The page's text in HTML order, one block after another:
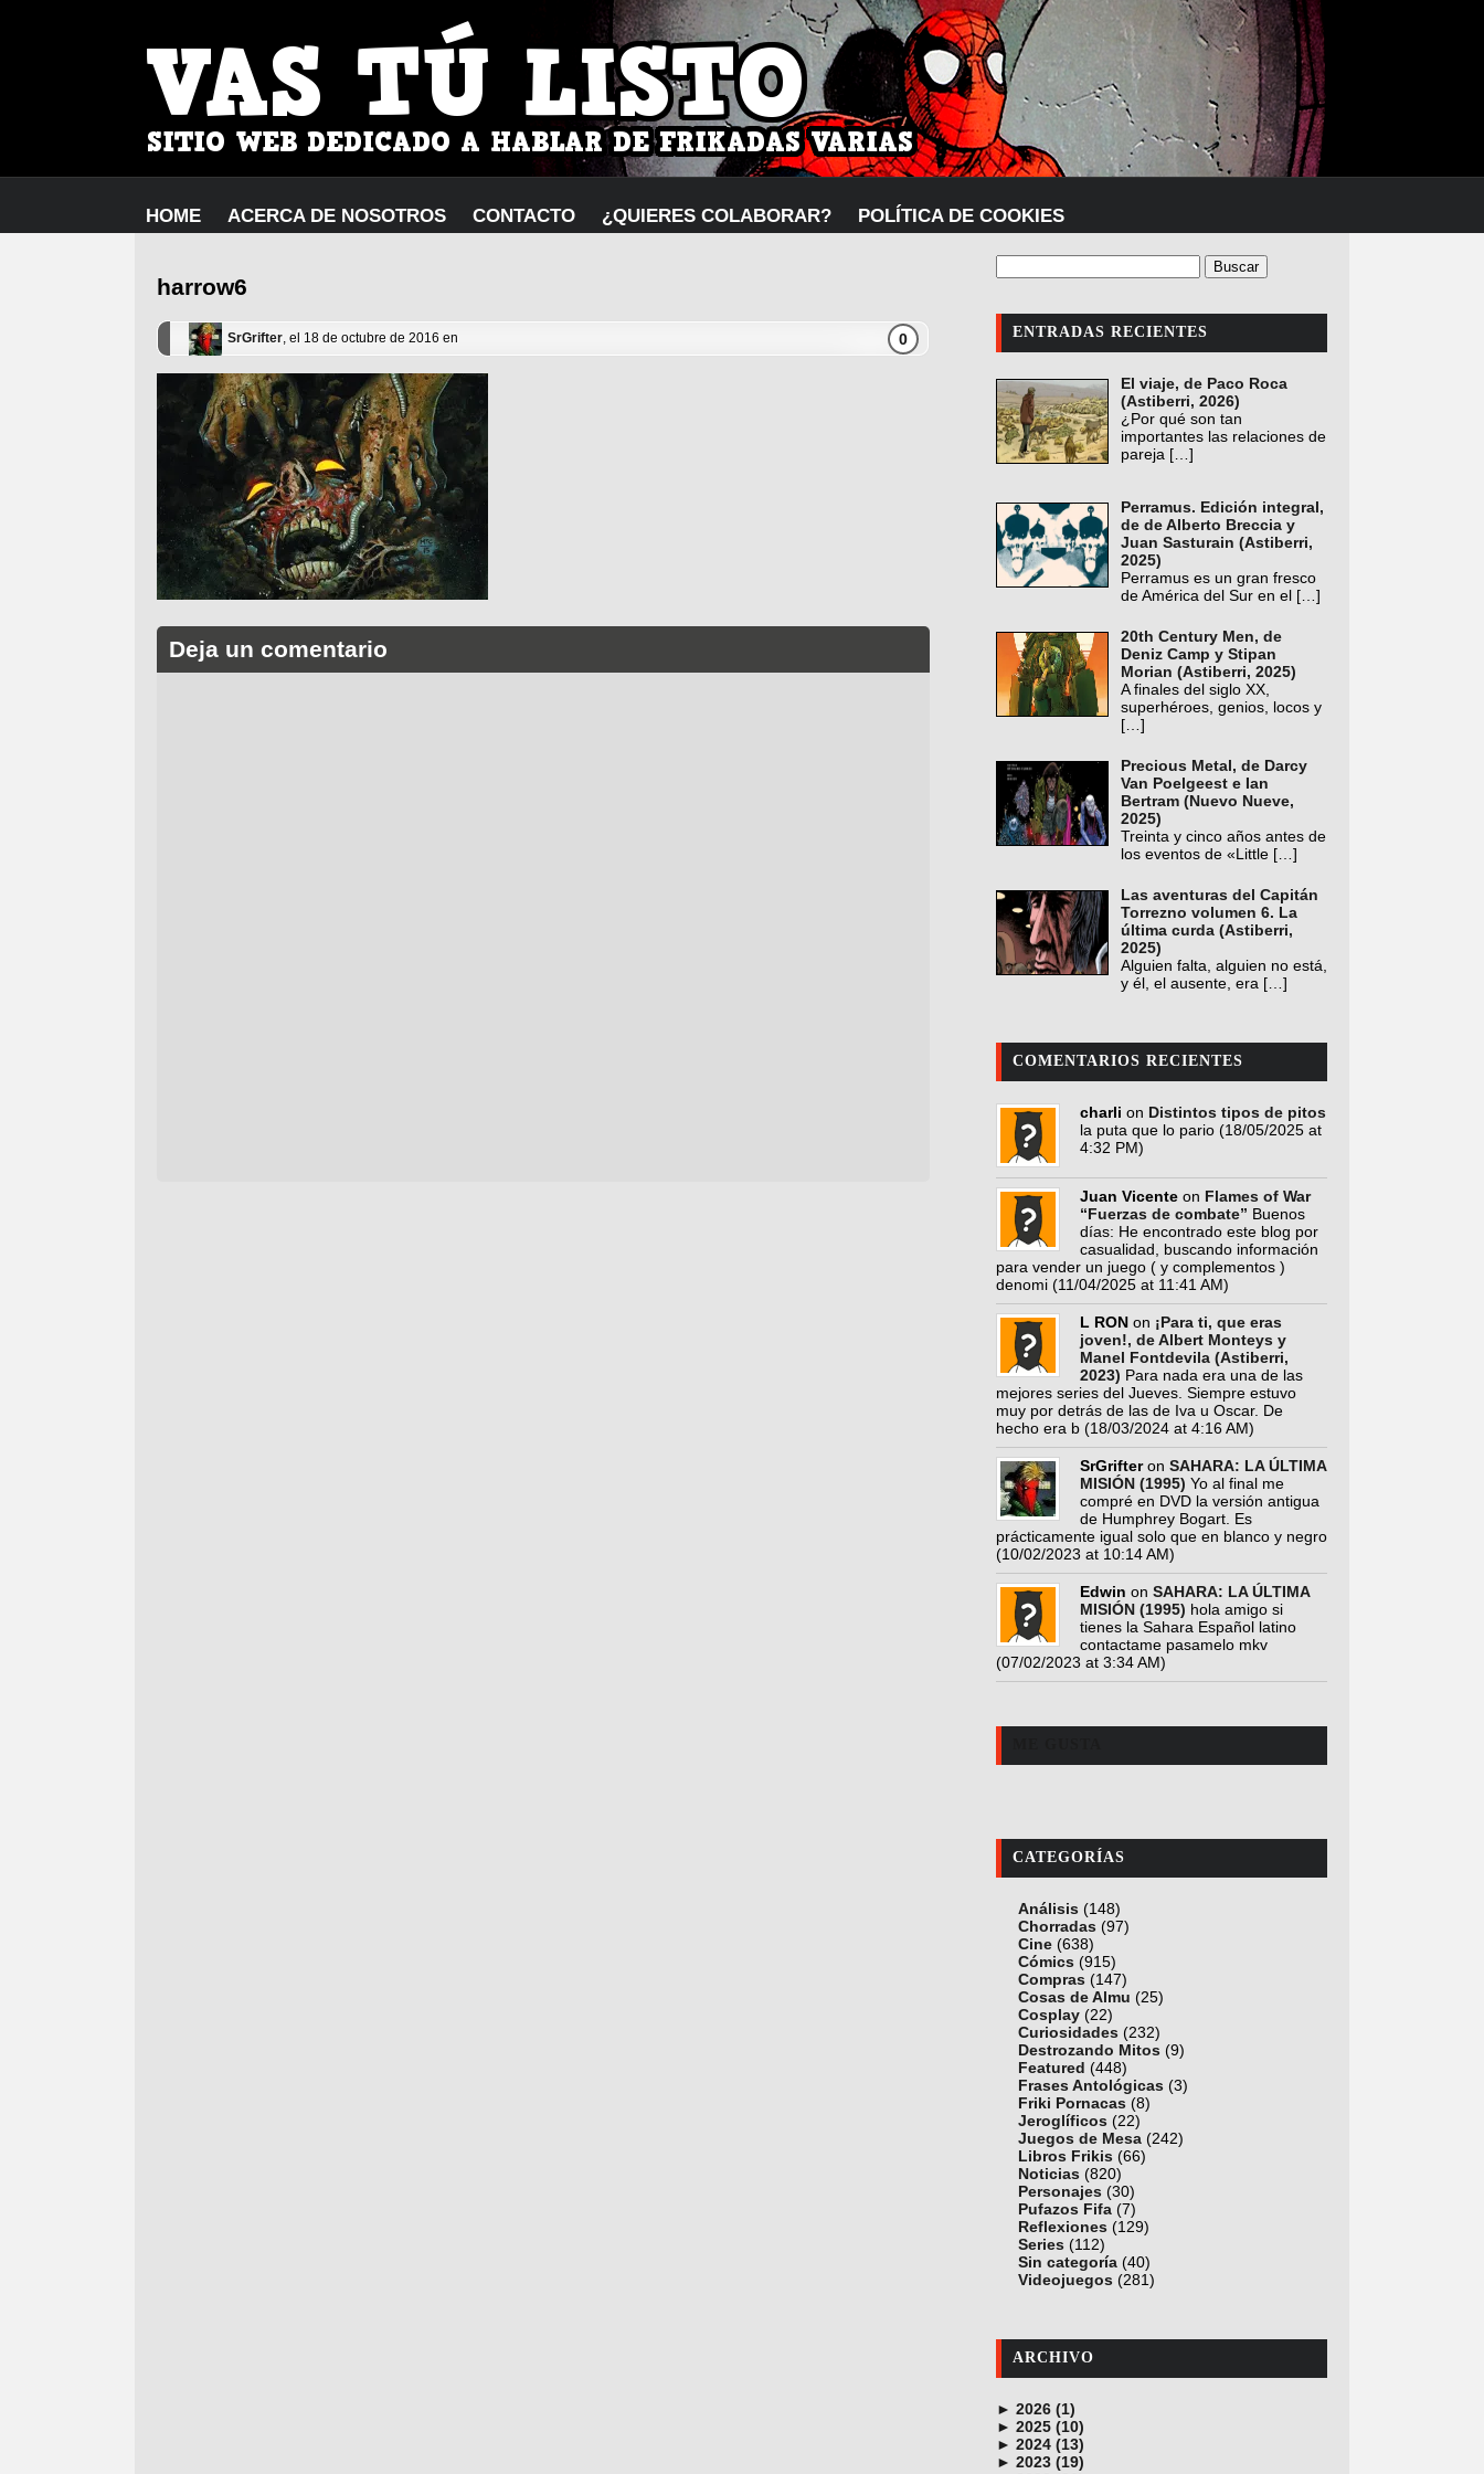
HOME ACERCA DE NOSOTROS CONTACTO ¿QUIERES COLABORAR? POLÍTICA DE COOKIES
harrow6
SrGrifter, el 18 de octubre de 2016 en 0
Deja un comentario
ENTRADAS RECIENTES
El viaje, de Paco Roca
(Astiberri, 2026)
¿Por qué son tan
importantes las relaciones de
pareja […]
Perramus. Edición integral,
de de Alberto Breccia y
Juan Sasturain (Astiberri,
2025)
Perramus es un gran fresco
de América del Sur en el […]
20th Century Men, de
Deniz Camp y Stipan
Morian (Astiberri, 2025)
A finales del siglo XX,
superhéroes, genios, locos y
[…]
Precious Metal, de Darcy
Van Poelgeest e Ian
Bertram (Nuevo Nueve,
2025)
Treinta y cinco años antes de
los eventos de «Little […]
Las aventuras del Capitán
Torrezno volumen 6. La
última curda (Astiberri,
2025)
Alguien falta, alguien no está,
y él, el ausente, era […]
COMENTARIOS RECIENTES
charli on Distintos tipos de pitos
la puta que lo pario (18/05/2025 at
4:32 PM)
Juan Vicente on Flames of War
“Fuerzas de combate” Buenos
días: He encontrado este blog por
casualidad, buscando información
para vender un juego ( y complementos )
denomi (11/04/2025 at 11:41 AM)
L RON on ¡Para ti, que eras
joven!, de Albert Monteys y
Manel Fontdevila (Astiberri,
2023) Para nada era una de las
mejores series del Jueves. Siempre estuvo
muy por detrás de las de Iva u Oscar. De
hecho era b (18/03/2024 at 4:16 AM)
SrGrifteron SAHARA: LA ÚLTIMA
MISIÓN (1995) Yo al final me
compré en DVD la versión antigua
de Humphrey Bogart. Es
prácticamente igual solo que en blanco y negro
(10/02/2023 at 10:14 AM)
Edwin on SAHARA: LA ÚLTIMA
MISIÓN (1995) hola amigo si
tienes la Sahara Español latino
contactame pasamelo mkv
(07/02/2023 at 3:34 AM)
CATEGORÍAS
Análisis (148)
Chorradas (97)
Cine (638)
Cómics (915)
Compras (147)
Cosas de Almu (25)
Cosplay (22)
Curiosidades (232)
Destrozando Mitos (9)
Featured (448)
Frases Antológicas (3)
Friki Pornacas (8)
Jeroglíficos (22)
Juegos de Mesa (242)
Libros Frikis (66)
Noticias (820)
Personajes (30)
Pufazos Fifa (7)
Reflexiones (129)
Series (112)
Sin categoría (40)
Videojuegos (281)
ARCHIVO
► 2026 (1)
junio (1)
► 2025 (10)
noviembre (1)
octubre (1)
► 2024 (13)
diciembre (4)
► 2023 (19)